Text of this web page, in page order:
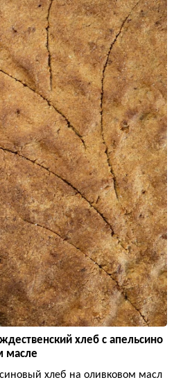
хлеб с апельсино
масле
хлеб на оливковом масл